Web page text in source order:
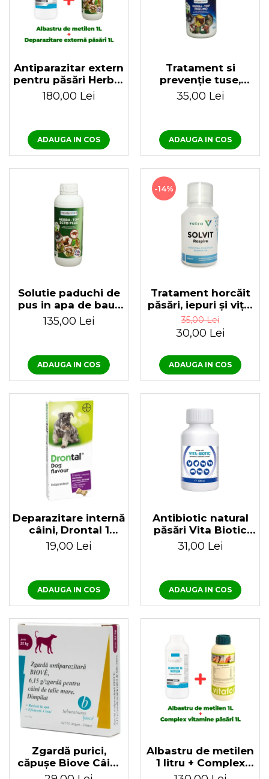
Antiparazitar extern
pentru păsări Herba-
Top Ecto-Plus 1 L +
Albastru de metilen
180,00 Lei
ADAUGA IN COS
Tratament si
prevenție tuse,
horcăit la păsări
Herba Top Pneumo
35,00 Lei
ADAUGA IN COS
Solutie paduchi de
pus in apa de baut
pentru păsări,
porcine, iepuri
Plus 1 L
135,00 Lei
ADAUGA IN COS
-14%
Tratament horcăit
păsări, iepuri și viței
100ml Solvit Respiro
35,00 Lei
30,00 Lei
ADAUGA IN COS
Deparazitare internă
câini, Drontal 1
tableta
19,00 Lei
ADAUGA IN COS
Antibiotic natural
păsări Vita Biotic
100 ml
31,00 Lei
ADAUGA IN COS
Zgardă purici,
căpușe Biove Câini
Talie Mare (peste 25
Albastru de metilen
1 litru + Complex
vitamine și minerale